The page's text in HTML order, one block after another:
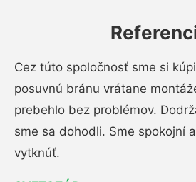
Cez túto spoločnosť sme si
posuvnú bránu vrátane
prebehlo bez problémov.
sme sa dohodli. Sme spokojní
vytknúť.